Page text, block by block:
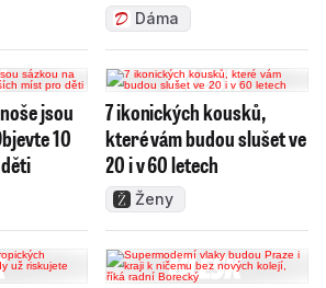
Dáma
jsou
10
7 ikonických kousků,
které vám budou slušet ve
20 i v 60 letech
Ženy